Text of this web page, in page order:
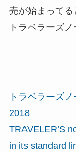
売が始まってる
トラベラーズ
トラベラーズ
2018
TRAVELER’S
in its standard